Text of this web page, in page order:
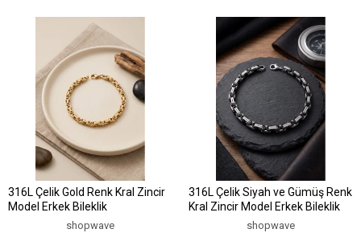
316L Çelik Gold Renk Kral Zincir
Model Erkek Bileklik
shopwave
316L Çelik Siyah ve Gümüş Renk
Kral Zincir Model Erkek Bileklik
shopwave